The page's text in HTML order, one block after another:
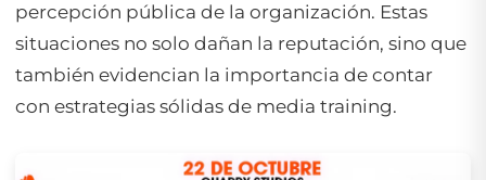
percepción pública de la organización. Estas
situaciones no solo dañan la reputación, sino que
también evidencian la importancia de contar
con estrategias sólidas de media training.